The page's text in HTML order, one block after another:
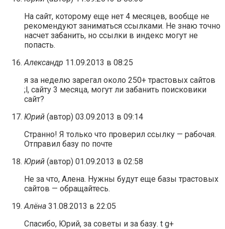
На сайт, которому еще нет 4 месяцев, вообще не
рекомендуют заниматься ссылками. Не знаю точно
насчет забанить, но ссылки в индекс могут не
попасть.
Александр 11.09.2013 в 08:25
я за неделю зарегал около 250+ трастовых сайтов
;l, сайту 3 месяца, могут ли забанить поисковики
сайт?
Юрий (автор) 03.09.2013 в 09:14
Странно! Я только что проверил ссылку — рабочая.
Отправил базу по почте
Юрий (автор) 01.09.2013 в 02:58
Не за что, Алена. Нужны будут еще базы трастовых
сайтов — обращайтесь.
Алёна 31.08.2013 в 22:05
Спасибо, Юрий, за советы и за базу. t g+